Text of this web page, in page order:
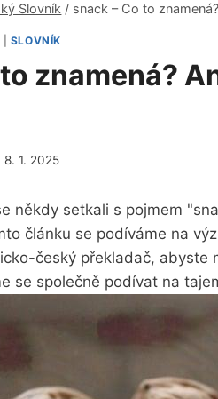
Slovník / snack – Co to
SLOVNÍK
znamená?
8. 1. 2025
někdy setkali s pojmem
článku se podíváme na
český překladač, abyste
se společně podívat na